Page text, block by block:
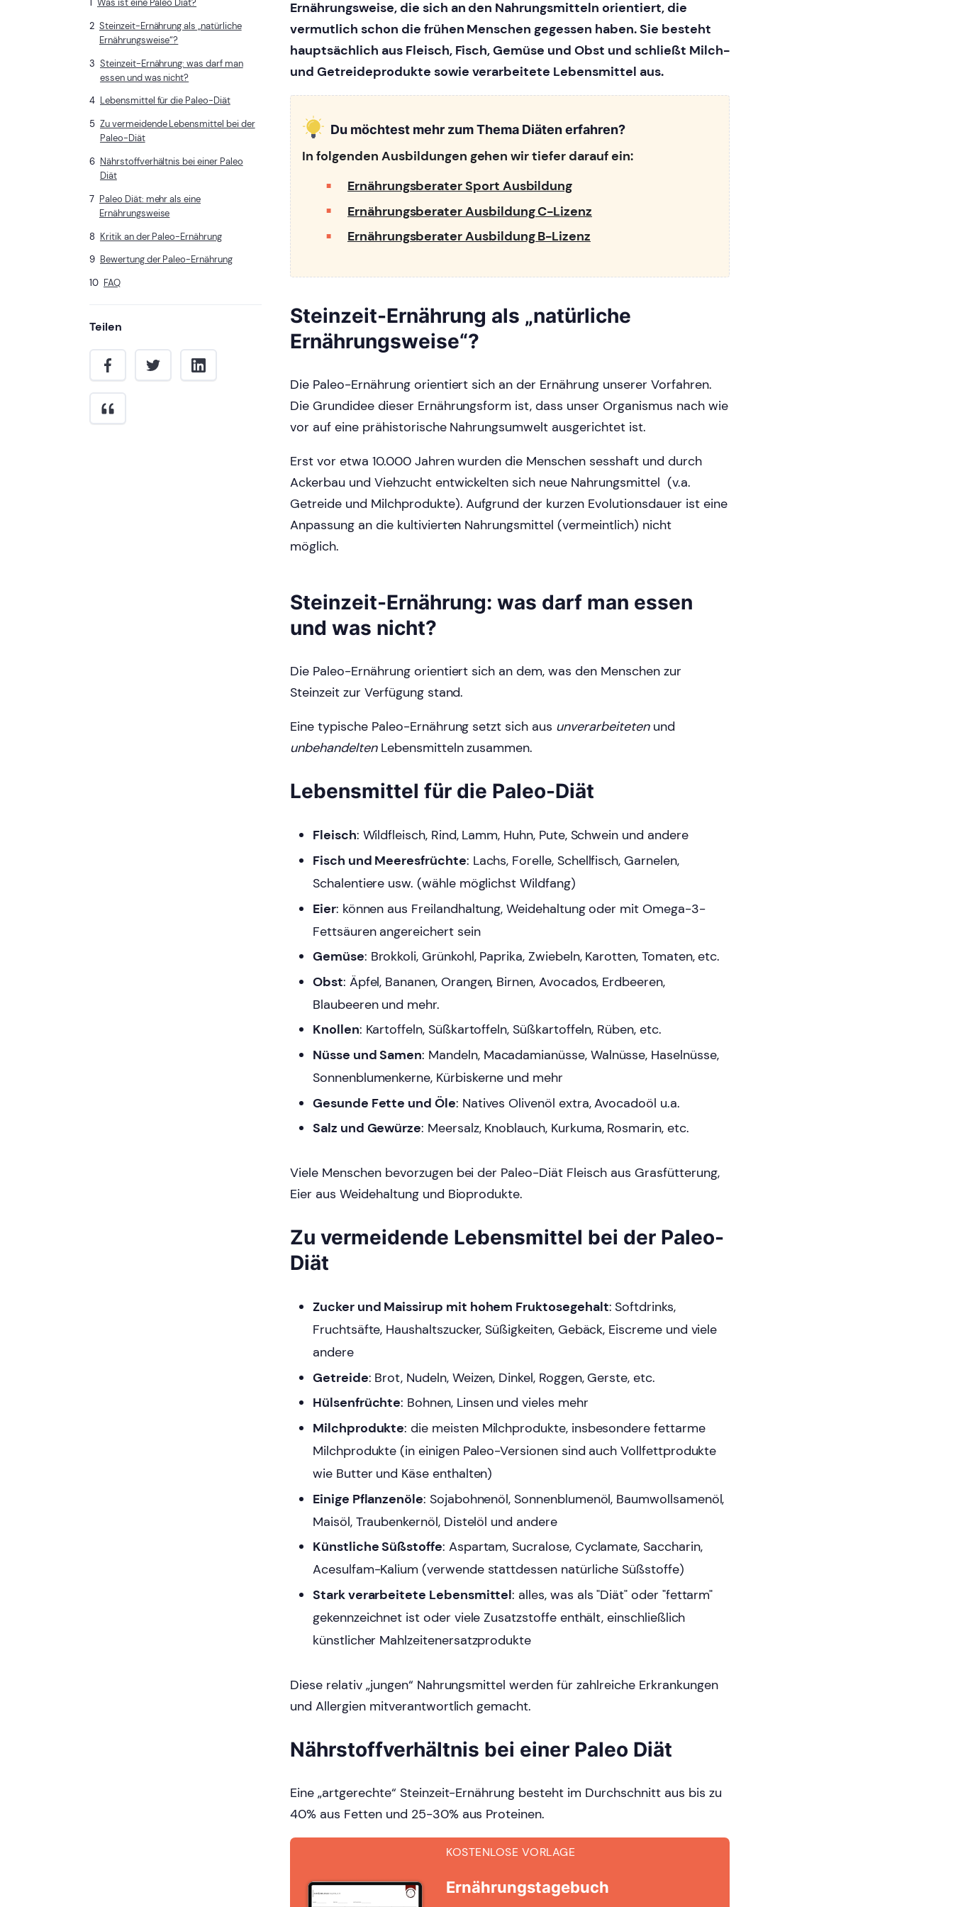
Was ist eine Paleo Diät?
Steinzeit-Ernährung als „natürliche
Ernährungsweise“?
Steinzeit-Ernährung: was darf man
essen und was nicht?
Lebensmittel für die Paleo-Diät
Zu vermeidende Lebensmittel bei der
Paleo-Diät
Nährstoffverhältnis bei einer Paleo
Diät
Paleo Diät: mehr als eine
Ernährungsweise
Kritik an der Paleo-Ernährung
Bewertung der Paleo-Ernährung
FAQ
Teilen
Ernährungsweise, die sich an den Nahrungsmitteln orientiert, die
vermutlich schon die frühen Menschen gegessen haben. Sie besteht
hauptsächlich aus Fleisch, Fisch, Gemüse und Obst und schließt Milch-
und Getreideprodukte sowie verarbeitete Lebensmittel aus.
Du möchtest mehr zum Thema Diäten erfahren?
In folgenden Ausbildungen gehen wir tiefer darauf ein:
Ernährungsberater Sport Ausbildung
Ernährungsberater Ausbildung C-Lizenz
Ernährungsberater Ausbildung B-Lizenz
Steinzeit-Ernährung als „natürliche
Ernährungsweise“?
Die Paleo-Ernährung orientiert sich an der Ernährung unserer Vorfahren.
Die Grundidee dieser Ernährungsform ist, dass unser Organismus nach wie
vor auf eine prähistorische Nahrungsumwelt ausgerichtet ist.
Erst vor etwa 10.000 Jahren wurden die Menschen sesshaft und durch
Ackerbau und Viehzucht entwickelten sich neue Nahrungsmittel (v.a.
Getreide und Milchprodukte). Aufgrund der kurzen Evolutionsdauer ist eine
Anpassung an die kultivierten Nahrungsmittel (vermeintlich) nicht
möglich.
Steinzeit-Ernährung: was darf man essen
und was nicht?
Die Paleo-Ernährung orientiert sich an dem, was den Menschen zur
Steinzeit zur Verfügung stand.
Eine typische Paleo-Ernährung setzt sich aus unverarbeitetenund
unbehandelten Lebensmitteln zusammen.
Lebensmittel für die Paleo-Diät
Fleisch: Wildfleisch, Rind, Lamm, Huhn, Pute, Schwein und andere
Fisch und Meeresfrüchte: Lachs, Forelle, Schellfisch, Garnelen,
Schalentiere usw. (wähle möglichst Wildfang)
Eier: können aus Freilandhaltung, Weidehaltung oder mit Omega-3-
Fettsäuren angereichert sein
Gemüse: Brokkoli, Grünkohl, Paprika, Zwiebeln, Karotten, Tomaten, etc.
Obst: Äpfel, Bananen, Orangen, Birnen, Avocados, Erdbeeren,
Blaubeeren und mehr.
Knollen: Kartoffeln, Süßkartoffeln, Süßkartoffeln, Rüben, etc.
Nüsse und Samen: Mandeln, Macadamianüsse, Walnüsse, Haselnüsse,
Sonnenblumenkerne, Kürbiskerne und mehr
Gesunde Fette und Öle: Natives Olivenöl extra, Avocadoöl u.a.
Salz und Gewürze: Meersalz, Knoblauch, Kurkuma, Rosmarin, etc.
Viele Menschen bevorzugen bei der Paleo-Diät Fleisch aus Grasfütterung,
Eier aus Weidehaltung und Bioprodukte.
Zu vermeidende Lebensmittel bei der Paleo-
Diät
Zucker und Maissirup mit hohem Fruktosegehalt: Softdrinks,
Fruchtsäfte, Haushaltszucker, Süßigkeiten, Gebäck, Eiscreme und viele
andere
Getreide: Brot, Nudeln, Weizen, Dinkel, Roggen, Gerste, etc.
Hülsenfrüchte: Bohnen, Linsen und vieles mehr
Milchprodukte: die meisten Milchprodukte, insbesondere fettarme
Milchprodukte (in einigen Paleo-Versionen sind auch Vollfettprodukte
wie Butter und Käse enthalten)
Einige Pflanzenöle: Sojabohnenöl, Sonnenblumenöl, Baumwollsamenöl,
Maisöl, Traubenkernöl, Distelöl und andere
Künstliche Süßstoffe: Aspartam, Sucralose, Cyclamate, Saccharin,
Acesulfam-Kalium (verwende stattdessen natürliche Süßstoffe)
Stark verarbeitete Lebensmittel: alles, was als "Diät" oder "fettarm"
gekennzeichnet ist oder viele Zusatzstoffe enthält, einschließlich
künstlicher Mahlzeitenersatzprodukte
Diese relativ „jungen“ Nahrungsmittel werden für zahlreiche Erkrankungen
und Allergien mitverantwortlich gemacht.
Nährstoffverhältnis bei einer Paleo Diät
Eine „artgerechte“ Steinzeit-Ernährung besteht im Durchschnitt aus bis zu
40% aus Fetten und 25-30% aus Proteinen.
KOSTENLOSE VORLAGE
Ernährungstagebuch